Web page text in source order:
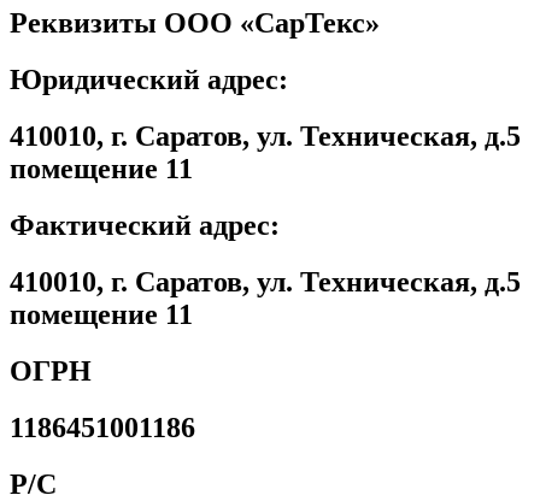
Реквизиты ООО «СарТекс»
Юридический адрес:
410010, г. Саратов, ул. Техническая, д.5
помещение 11
Фактический адрес:
410010, г. Саратов, ул. Техническая, д.5
помещение 11
ОГРН
1186451001186
Р/С